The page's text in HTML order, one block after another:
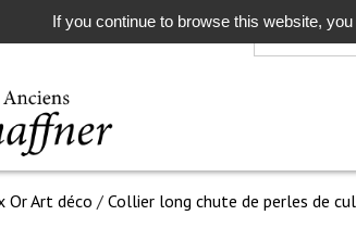
Rechercher
Or Art déco / Collier long chute de perles de
If you continue to browse this website,